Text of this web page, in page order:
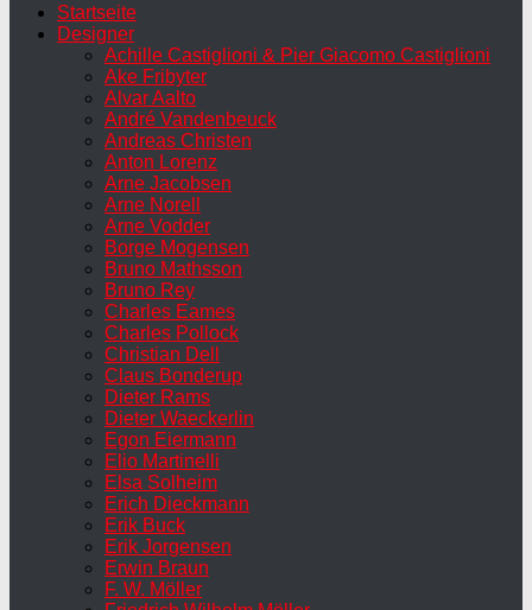
Startseite
Designer
Achille Castiglioni & Pier Giacomo Castiglioni
Ake Fribyter
Alvar Aalto
André Vandenbeuck
Andreas Christen
Anton Lorenz
Arne Jacobsen
Arne Norell
Arne Vodder
Borge Mogensen
Bruno Mathsson
Bruno Rey
Charles Eames
Charles Pollock
Christian Dell
Claus Bonderup
Dieter Rams
Dieter Waeckerlin
Egon Eiermann
Elio Martinelli
Elsa Solheim
Erich Dieckmann
Erik Buck
Erik Jorgensen
Erwin Braun
F. W. Möller